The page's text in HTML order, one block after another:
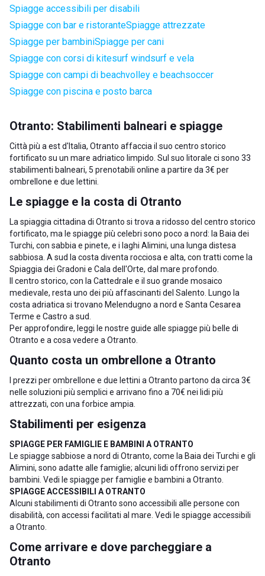
Spiagge accessibili per disabili
Spiagge con bar e ristoranteSpiagge attrezzate
Spiagge per bambiniSpiagge per cani
Spiagge con corsi di kitesurf windsurf e vela
Spiagge con campi di beachvolley e beachsoccer
Spiagge con piscina e posto barca
Otranto: Stabilimenti balneari e spiagge
Città più a est d'Italia, Otranto affaccia il suo centro storico
fortificato su un mare adriatico limpido. Sul suo litorale ci sono 33
stabilimenti balneari, 5 prenotabili online a partire da 3€ per
ombrellone e due lettini.
Le spiagge e la costa di Otranto
La spiaggia cittadina di Otranto si trova a ridosso del centro storico
fortificato, ma le spiagge più celebri sono poco a nord: la Baia dei
Turchi, con sabbia e pinete, e i laghi Alimini, una lunga distesa
sabbiosa. A sud la costa diventa rocciosa e alta, con tratti come la
Spiaggia dei Gradoni e Cala dell'Orte, dal mare profondo.
Il centro storico, con la Cattedrale e il suo grande mosaico
medievale, resta uno dei più affascinanti del Salento. Lungo la
costa adriatica si trovano Melendugno a nord e Santa Cesarea
Terme e Castro a sud.
Per approfondire, leggi le nostre guide alle spiagge più belle di
Otranto e a cosa vedere a Otranto
Quanto costa un ombrellone a Otranto
I prezzi per ombrellone e due lettini a Otranto partono da circa 3€
nelle soluzioni più semplici e arrivano fino a 70€ nei lidi più
attrezzati, con una forbice ampia.
Stabilimenti per esigenza
SPIAGGE PER FAMIGLIE E BAMBINI A OTRANTO
Le spiagge sabbiose a nord di Otranto, come la Baia dei Turchi e gli
Alimini, sono adatte alle famiglie; alcuni lidi offrono servizi per
bambini. Vedi le spiagge per famiglie e bambini a Otranto
SPIAGGE ACCESSIBILI A OTRANTO
Alcuni stabilimenti di Otranto sono accessibili alle persone con
disabilità, con accessi facilitati al mare. Vedi le spiagge accessibili
a Otranto
Come arrivare e dove parcheggiare a
Otranto